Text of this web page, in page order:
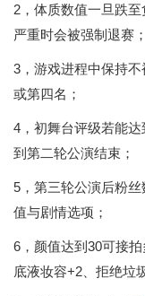
2，体质数值一旦跌
严重时会被强制退赛；
3，游戏进程中保持
或第四名；
4，初舞台评级若能
到第二轮公演结束；
5，第三轮公演后粉
值与剧情选项；
6，颜值达到30可接
底液妆容+2、拒绝垃